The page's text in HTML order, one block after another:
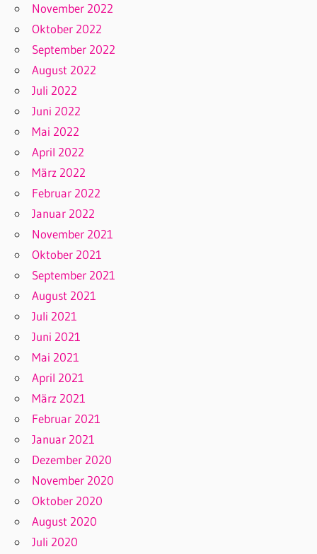
November 2022
Oktober 2022
September 2022
August 2022
Juli 2022
Juni 2022
Mai 2022
April 2022
März 2022
Februar 2022
Januar 2022
November 2021
Oktober 2021
September 2021
August 2021
Juli 2021
Juni 2021
Mai 2021
April 2021
März 2021
Februar 2021
Januar 2021
Dezember 2020
November 2020
Oktober 2020
August 2020
Juli 2020